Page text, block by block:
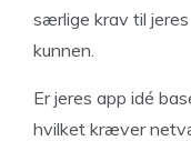
særlige krav til
kunnen.
Er jeres app idé
hvilket kræver